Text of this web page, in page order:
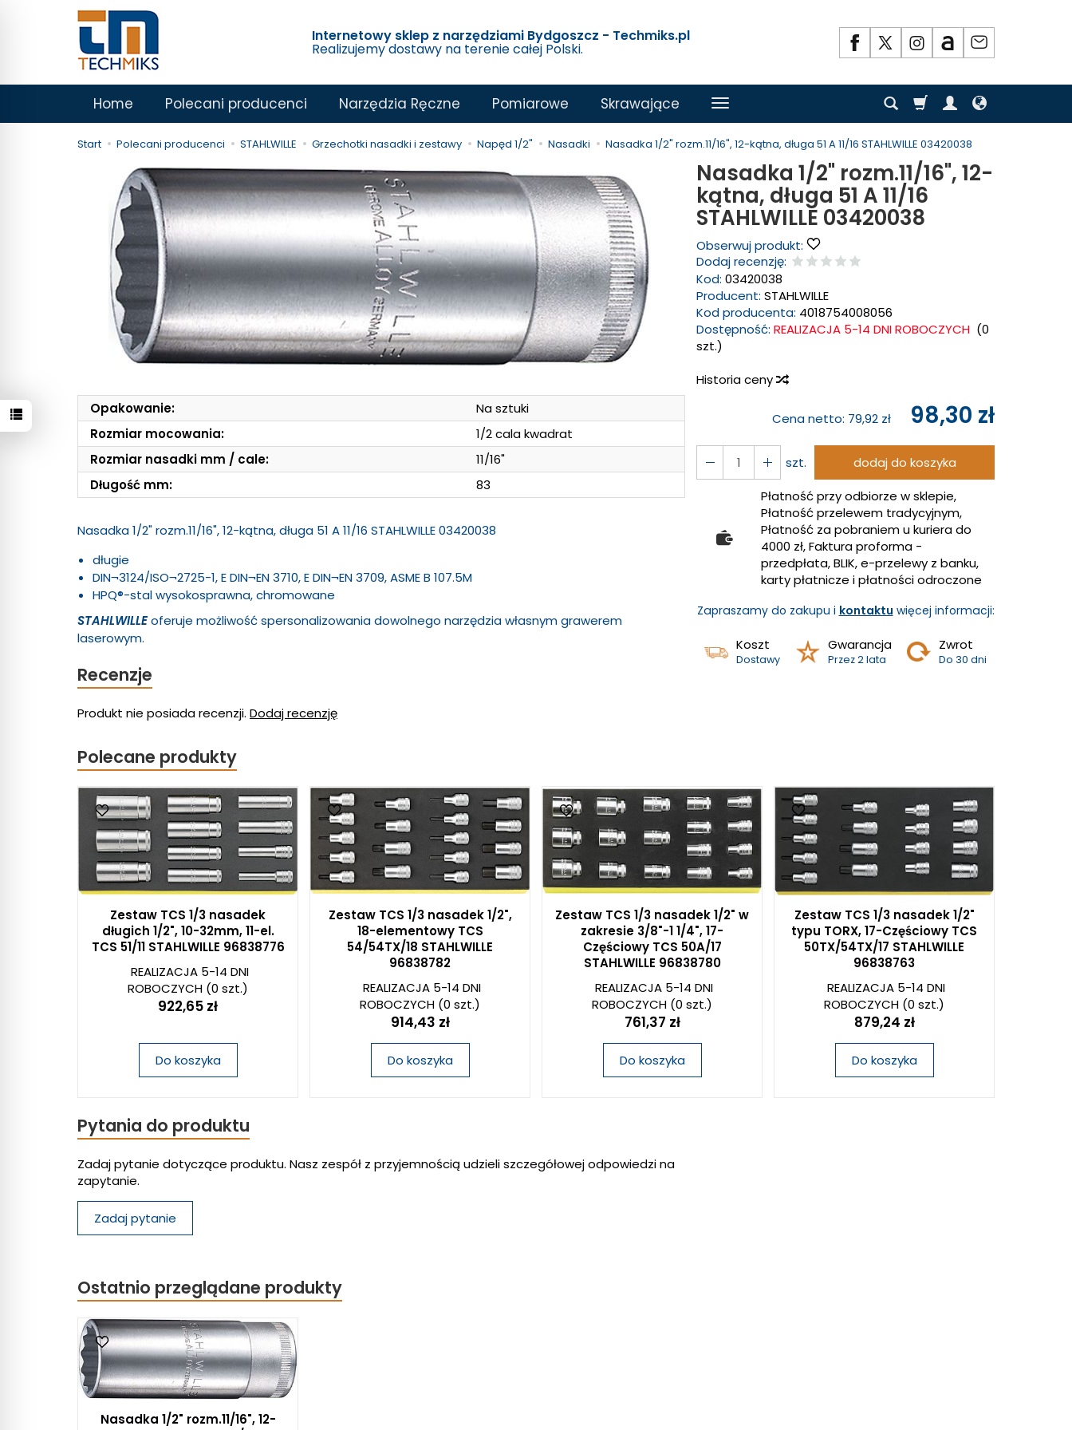
Internetowy sklep z narzędziami Bydgoszcz - Techmiks.pl
Realizujemy dostawy na terenie całej Polski.
Home Polecani producenci Narzędzia Ręczne Pomiarowe Skrawające
Start Polecani producenci STAHLWILLE Grzechotki nasadki i zestawy Napęd 1/2" Nasadki Nasadka 1/2" rozm.11/16", 12-kątna, długa 51 A 11/16 STAHLWILLE 03420038
Nasadka 1/2" rozm.11/16", 12-
kątna, długa 51 A 11/16
STAHLWILLE 03420038
Obserwuj produkt:
Dodaj recenzję:
Kod: 03420038
Producent: STAHLWILLE
Kod producenta: 4018754008056
Dostępność: REALIZACJA 5-14 DNI ROBOCZYCH (0
szt.)
Historia ceny
Cena netto: 79,92 zł 98,30 zł
szt.
dodaj do koszyka
Płatność przy odbiorze w sklepie,
Płatność przelewem tradycyjnym,
Płatność za pobraniem u kuriera do
4000 zł, Faktura proforma -
przedpłata, BLIK, e-przelewy z banku,
karty płatnicze i płatności odroczone
Zapraszamy do zakupu i kontaktu więcej informacji:
Koszt
Dostawy
Gwarancja
Przez 2 lata
Zwrot
Do 30 dni
Opakowanie:
Na sztuki
Rozmiar mocowania:
1/2 cala kwadrat
Rozmiar nasadki mm / cale:
11/16"
Długość mm:
83
Nasadka 1/2" rozm.11/16", 12-kątna, długa 51 A 11/16 STAHLWILLE 03420038
długie
DIN¬3124/ISO¬2725-1, E DIN¬EN 3710, E DIN¬EN 3709, ASME B 107.5M
HPQ®-stal wysokosprawna, chromowane
STAHLWILLEoferuje możliwość spersonalizowania dowolnego narzędzia własnym grawerem
laserowym.
Recenzje
Produkt nie posiada recenzji. Dodaj recenzję
Polecane produkty
Zestaw TCS 1/3 nasadek
długich 1/2", 10-32mm, 11-el.
TCS 51/11 STAHLWILLE 96838776
REALIZACJA 5-14 DNI
ROBOCZYCH (0 szt.)
922,65 zł
Do koszyka
Zestaw TCS 1/3 nasadek 1/2",
18-elementowy TCS
54/54TX/18 STAHLWILLE
96838782
REALIZACJA 5-14 DNI
ROBOCZYCH (0 szt.)
914,43 zł
Do koszyka
Zestaw TCS 1/3 nasadek 1/2" w
zakresie 3/8"-1 1/4", 17-
Częściowy TCS 50A/17
STAHLWILLE 96838780
REALIZACJA 5-14 DNI
ROBOCZYCH (0 szt.)
761,37 zł
Do koszyka
Zestaw TCS 1/3 nasadek 1/2"
typu TORX, 17-Częściowy TCS
50TX/54TX/17 STAHLWILLE
96838763
REALIZACJA 5-14 DNI
ROBOCZYCH (0 szt.)
879,24 zł
Do koszyka
Pytania do produktu
Zadaj pytanie dotyczące produktu. Nasz zespół z przyjemnością udzieli szczegółowej odpowiedzi na
zapytanie.
Zadaj pytanie
Ostatnio przeglądane produkty
Nasadka 1/2" rozm.11/16", 12-